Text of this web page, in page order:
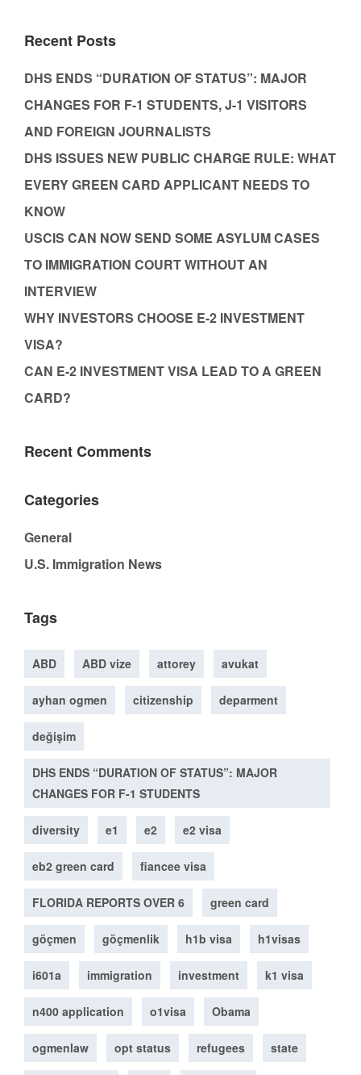
Recent Posts
DHS ENDS “DURATION OF STATUS”: MAJOR
CHANGES FOR F-1 STUDENTS, J-1 VISITORS
AND FOREIGN JOURNALISTS
DHS ISSUES NEW PUBLIC CHARGE RULE: WHAT
EVERY GREEN CARD APPLICANT NEEDS TO
KNOW
USCIS CAN NOW SEND SOME ASYLUM CASES
TO IMMIGRATION COURT WITHOUT AN
INTERVIEW
WHY INVESTORS CHOOSE E-2 INVESTMENT
VISA?
CAN E-2 INVESTMENT VISA LEAD TO A GREEN
CARD?
Recent Comments
Categories
General
U.S. Immigration News
Tags
ABD ABD vize attorey avukat
ayhan ogmen citizenship deparment
değişim
DHS ENDS “DURATION OF STATUS”: MAJOR
CHANGES FOR F-1 STUDENTS
diversity e1 e2 e2 visa
eb2 green card fiancee visa
FLORIDA REPORTS OVER 6 green card
göçmen göçmenlik h1b visa h1visas
i601a immigration investment k1 visa
n400 application o1visa Obama
ogmenlaw opt status refugees state